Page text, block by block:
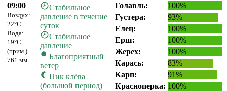
09:00
Воздух:
22°C
Вода:
19°C
(прим.)
761 мм
Стабильное
давление в течение
суток
Стабильное
давление
Благоприятный
ветер
Пик клёва
(большой период)
Голавль:
100%
Густера:
93%
Елец:
100%
Ерш:
100%
Жерех:
100%
Карась:
83%
Карп:
91%
Красноперка: 100%